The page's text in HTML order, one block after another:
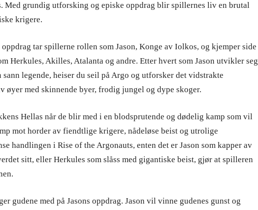
Med grundig utforsking og episke oppdrag blir spillernes liv en brutal
krigere.
tar spillerne rollen som Jason, Konge av Iolkos, og kjemper side
Herkules, Akilles, Atalanta og andre. Etter hvert som Jason utvikler seg
legende, heiser du seil på Argo og utforsker det vidstrakte
øyer med skinnende byer, frodig jungel og dype skoger.
Hellas når de blir med i en blodsprutende og dødelig kamp som vil
mot horder av fiendtlige krigere, nådeløse beist og utrolige
handlingen i Rise of the Argonauts, enten det er Jason som kapper av
sitt, eller Herkules som slåss med gigantiske beist, gjør at spilleren
gudene med på Jasons oppdrag. Jason vil vinne gudenes gunst og